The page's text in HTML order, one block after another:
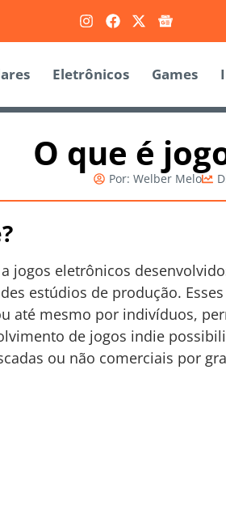
Eletrônicos Games
O que é
Por: Welber Melo
jogos eletrônicos
estúdios de produção.
até mesmo por indivíduos,
de jogos indie
ou não comerciais por